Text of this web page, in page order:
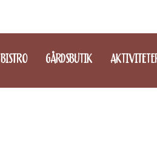
BISTRO GÅRDSBUTIK